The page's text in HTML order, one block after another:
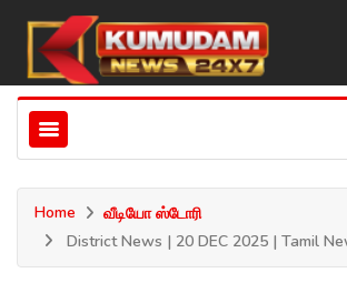
Home
வீடியோ ஸ்டோரி
District News | 20 DEC 2025 | Tamil